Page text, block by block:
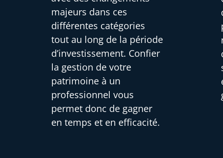
majeurs dans ces
différentes catégories
tout au long de la période
d’investissement. Confier
la gestion de votre
patrimoine à un
professionnel vous
permet donc de gagner
en temps et en efficacité.